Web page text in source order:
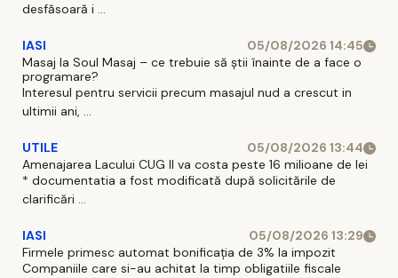
desfăsoară i ...
IASI
05/08/2026 14:45
Masaj la Soul Masaj – ce trebuie să știi înainte de a face o
programare?
Interesul pentru servicii precum masajul nud a crescut in
ultimii ani, ...
UTILE
05/08/2026 13:44
Amenajarea Lacului CUG II va costa peste 16 milioane de lei
* documentatia a fost modificată după solicitările de
clarificări ...
IASI
05/08/2026 13:29
Firmele primesc automat bonificația de 3% la impozit
Companiile care si-au achitat la timp obligatiile fiscale